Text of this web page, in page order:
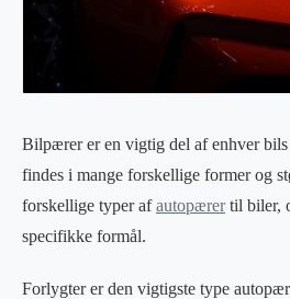
Bilpærer er en vigtig del af enhver bils
findes i mange forskellige former og
forskellige typer afautopærertil biler,
specifikke formål.
Forlygter er den vigtigste type